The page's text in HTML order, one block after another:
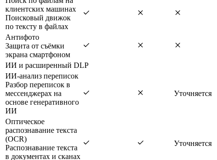
клиентских машинах
Поисковый движок
по тексту в файлах
Антифото
Защита от съёмки
экрана смартфоном
ИИ и расширенный DLP
ИИ-анализ переписок
Разбор переписок в
мессенджерах на
основе генеративного
ИИ
Уточняется
Оптическое
распознавание текста
(OCR)
Распознавание текста
в документах и сканах
Уточняется